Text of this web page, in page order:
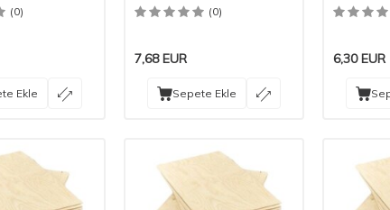
(0)
Ekle
(0)
7,68EUR
Sepete Ekle
6,30EUR